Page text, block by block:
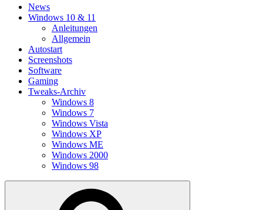
News
Windows 10 & 11
Anleitungen
Allgemein
Autostart
Screenshots
Software
Gaming
Tweaks-Archiv
Windows 8
Windows 7
Windows Vista
Windows XP
Windows ME
Windows 2000
Windows 98